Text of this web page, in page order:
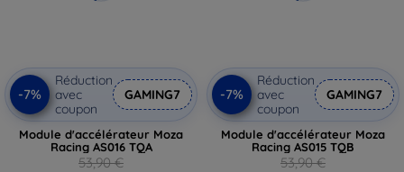
-7%
Réduction
avec
coupon
GAMING7
Module d'accélérateur Moza
Racing AS016 TQA
53,90 €
-7%
Réduction
avec
coupon
GAMING7
Module d'accélérateur Moza
Racing AS015 TQB
53,90 €